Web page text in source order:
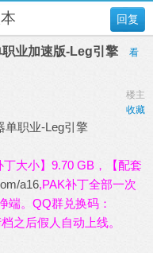
回复
业加速版-Leg引擎
看
楼主
收藏
职业-Leg引擎
丁大小】9.70 GB，【配套
a16,PAK补丁全部一次
端。QQ群兑换码：
之后假人自动上线。